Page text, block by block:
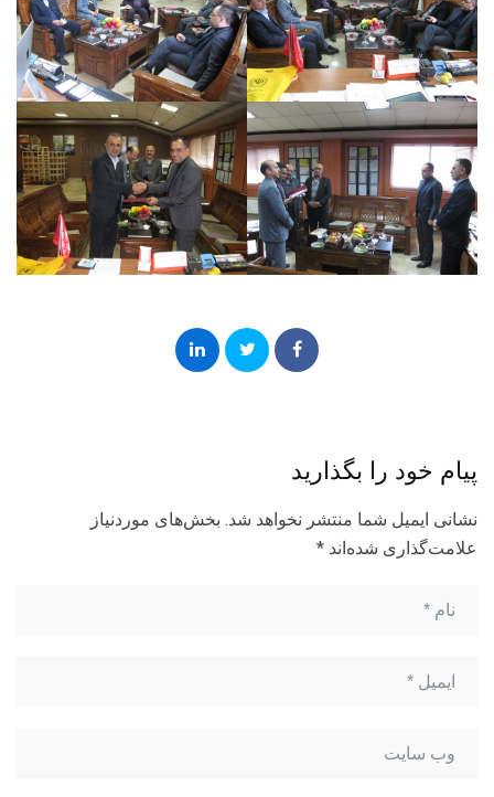
پیام خود را بگذارید
نشانی ایمیل شما منتشر نخواهد شد. بخش‌های موردنیاز
علامت‌گذاری شده‌اند *